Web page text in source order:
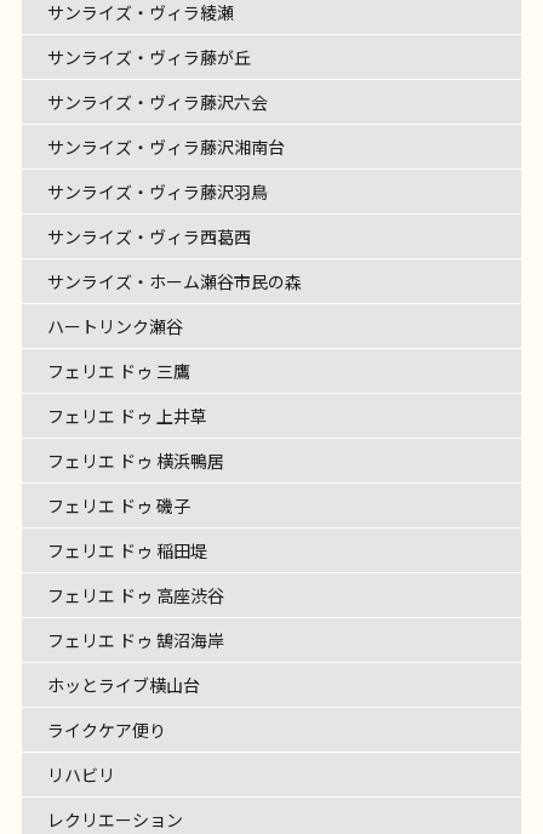
サンライズ・ヴィラ綾瀬
サンライズ・ヴィラ藤が丘
サンライズ・ヴィラ藤沢六会
サンライズ・ヴィラ藤沢湘南台
サンライズ・ヴィラ藤沢羽鳥
サンライズ・ヴィラ西葛西
サンライズ・ホーム瀬谷市民の森
ハートリンク瀬谷
フェリエ ドゥ 三鷹
フェリエ ドゥ 上井草
フェリエ ドゥ 横浜鴨居
フェリエ ドゥ 磯子
フェリエ ドゥ 稲田堤
フェリエ ドゥ 高座渋谷
フェリエ ドゥ 鵠沼海岸
ホッとライブ横山台
ライクケア便り
リハビリ
レクリエーション